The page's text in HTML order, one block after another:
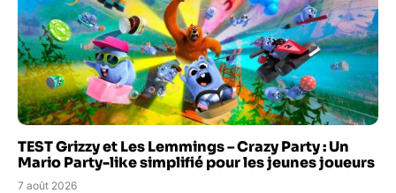
TEST Grizzy et Les Lemmings – Crazy Party : Un
Mario Party-like simplifié pour les jeunes joueurs
7 août 2026